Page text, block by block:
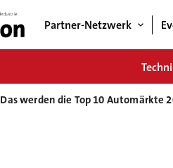
Partner-Netzwerk
Das werden die Top 10 Automärkte